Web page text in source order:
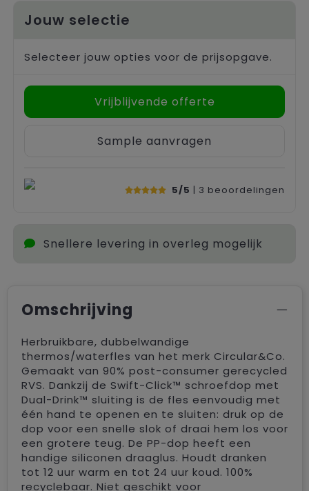
Jouw selectie
Selecteer jouw opties voor de prijsopgave.
Vrijblijvende offerte
Sample aanvragen
5/5 | 3 beoordelingen
Snellere levering in overleg mogelijk
Omschrijving
Herbruikbare, dubbelwandige
thermos/waterfles van het merk Circular&Co.
Gemaakt van 90% post-consumer gerecycled
RVS. Dankzij de Swift-Click™ schroefdop met
Dual-Drink™ sluiting is de fles eenvoudig met
één hand te openen en te sluiten: druk op de
dop voor een snelle slok of draai hem los voor
een grotere teug. De PP-dop heeft een
handige siliconen draaglus. Houdt dranken
tot 12 uur warm en tot 24 uur koud. 100%
recyclebaar. Niet geschikt voor